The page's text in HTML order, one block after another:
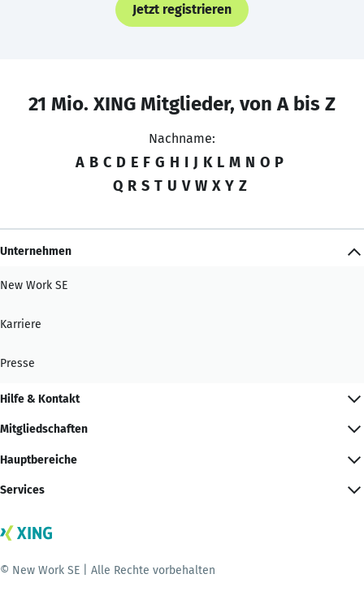
Jetzt registrieren
21 Mio. XING Mitglieder, von A bis Z
Nachname:
A B C D E F G H I J K L M N O P
Q R S T U V W X Y Z
Unternehmen
New Work SE
Karriere
Presse
Hilfe & Kontakt
Mitgliedschaften
Hauptbereiche
Services
© New Work SE | Alle Rechte vorbehalten